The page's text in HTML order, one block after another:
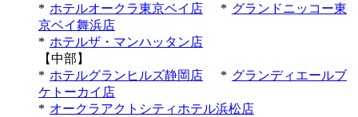
* ホテルオークラ東京ベイ店 * グランドニッコー東
京ベイ舞浜店
* ホテルザ・マンハッタン店
【中部】
* ホテルグランヒルズ静岡店 * グランディエールブ
ケトーカイ店
* オークラアクトシティホテル浜松店